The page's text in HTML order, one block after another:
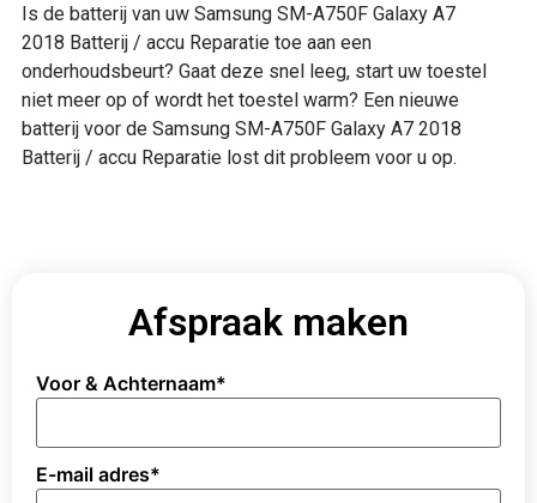
Is de batterij van uw Samsung SM-A750F Galaxy A7
2018 Batterij / accu Reparatie toe aan een
onderhoudsbeurt? Gaat deze snel leeg, start uw toestel
niet meer op of wordt het toestel warm? Een nieuwe
batterij voor de Samsung SM-A750F Galaxy A7 2018
Batterij / accu Reparatie lost dit probleem voor u op.
Afspraak maken
Voor & Achternaam*
E-mail adres*